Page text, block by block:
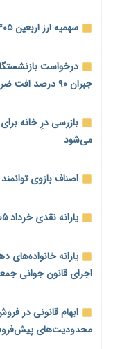
محدودیت صنایع
ورود بخش خصوصی
امسال گسترده‌تر می‌شود
مطالبه کارگران
شبکه برق
حساب‌های شرکت
بدهی یک میلیارد دلاری
درآمد کارگزاری‌ها
فضای مجازی را تکذیب
بیکاری ۷ درصدی روی کاغذ؛ آیا در واقعیت هم این چنین است؟
سهمیه ارز اربعین ۱۴۰۵ اعلام شد؛ ۲۰۰ هزار دینار برای هر زائر
درخواست
جبران ۹۰ درصد افت ضریب زمان برقراری
بازرسی درِ خانه
می‌شود
اصناف بازوی
یارانه نقدی خرداد ۱۴۰۵ دهک‌های چهارم تا نهم واریز شد
اجرای قانون جوانی
ابهام قانونی در
محدودیت‌های